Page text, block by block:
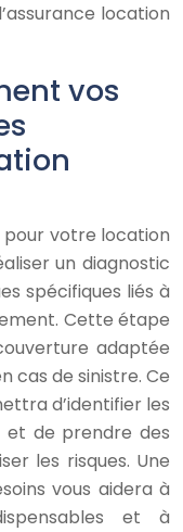
location
vos
pour votre location
un diagnostic
spécifiques liés à
Cette étape
adaptée
cas de sinistre. Ce
d’identifier les
de prendre des
les risques. Une
vous aidera à
et à